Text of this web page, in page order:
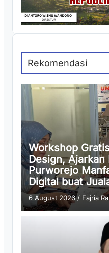
Rekomendasi
Workshop
Design, Ajarkan
Purworejo
Digital buat
6 August 2026/ Fajria